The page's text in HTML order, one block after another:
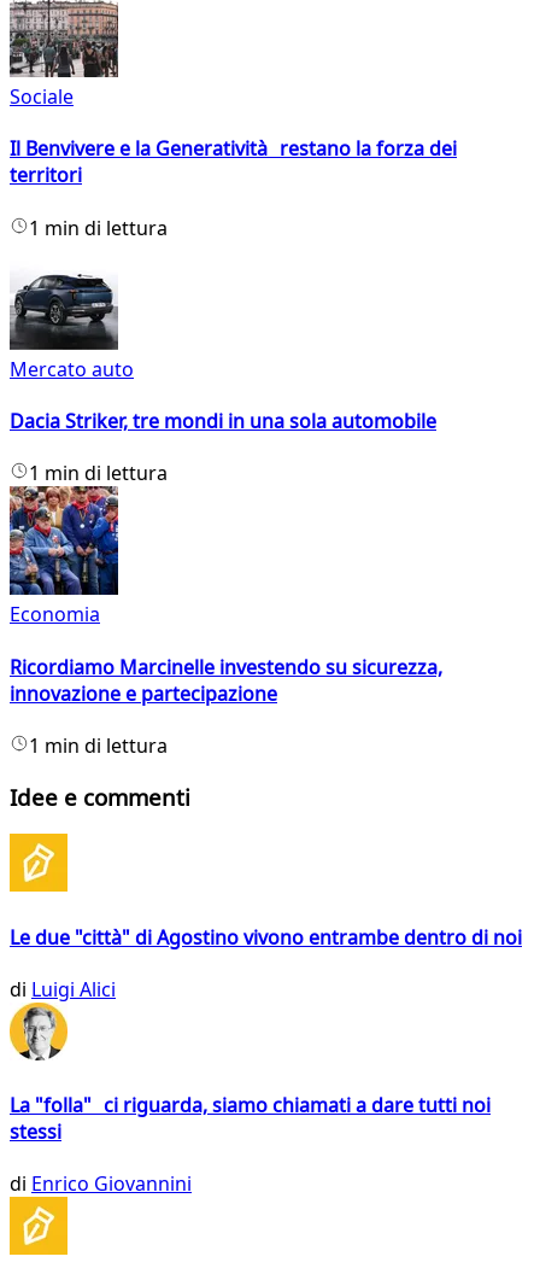
Sociale
Il Benvivere e la Generatività restano la forza dei
territori
1 min di lettura
Mercato auto
Dacia Striker, tre mondi in una sola automobile
1 min di lettura
Economia
Ricordiamo Marcinelle investendo su sicurezza,
innovazione e partecipazione
1 min di lettura
Idee e commenti
Le due "città" di Agostino vivono entrambe dentro di noi
di Luigi Alici
La "folla" ci riguarda, siamo chiamati a dare tutti noi
stessi
di Enrico Giovannini